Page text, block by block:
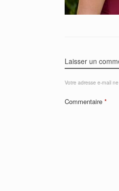
Laisser un
Votre adresse e-mail
Commentaire *